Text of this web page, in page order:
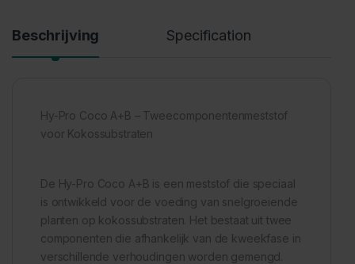
Beschrijving Specification
Hy-Pro Coco A+B – Tweecomponentenmeststof
voor Kokossubstraten
De Hy-Pro Coco A+B is een meststof die speciaal
is ontwikkeld voor de voeding van snelgroeiende
planten op kokossubstraten. Het bestaat uit twee
componenten die afhankelijk van de kweekfase in
verschillende verhoudingen worden gemengd.